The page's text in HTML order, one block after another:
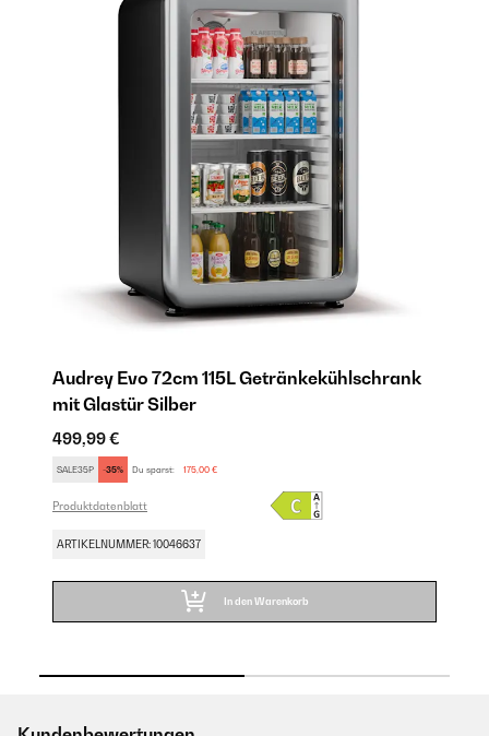
Audrey Evo 72cm 115L Getränkekühlschrank
mit Glastür​ Silber
499,99 €
SALE35P -35% Du sparst: 175,00 €
Produktdatenblatt
ARTIKELNUMMER: 10046637
In den Warenkorb